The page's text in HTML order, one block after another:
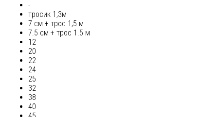
-
тросик 1,3м
7 см + трос 1,5 м
7.5 см + трос 1.5 м
12
20
22
24
25
32
38
40